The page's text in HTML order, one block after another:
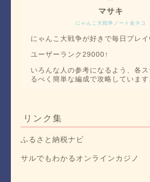
にゃんこ大戦争ノート金ネコ
マサキ
にゃんこ大戦争が好きで毎日プレイ
ユーザーランク29000↑
いろんな人の参考になるよう、各
るべく簡単な編成で攻略しています
リンク集
ふるさと納税ナビ
サルでもわかるオンラインカジノ